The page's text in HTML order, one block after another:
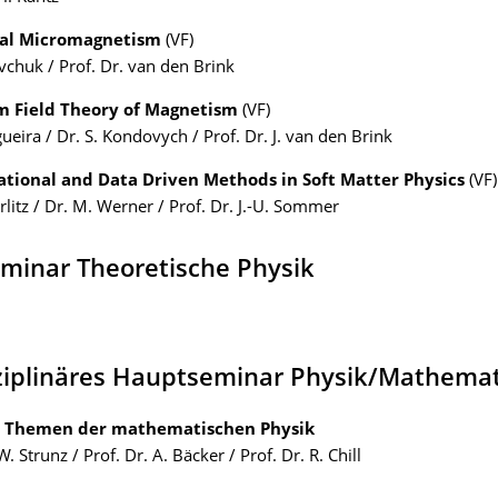
Micromagnetism (VF)
/ Prof. Dr. van den Brink
Field Theory of Magnetism (VF)
/ Dr. S. Kondovych / Prof. Dr. J. van den Brink
and Data Driven Methods in Soft Matter Physics (VF)
/ Dr. M. Werner / Prof. Dr. J.-U. Sommer
Theoretische Physik
Hauptseminar Physik/
der mathematischen Physik
Strunz / Prof. Dr. A. Bäcker / Prof. Dr. R. Chill